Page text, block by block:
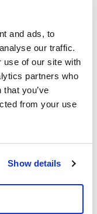
and ads, to
our traffic.
use of our site with
partners who
you’ve
from your use
Show details
confiance dans le
suscite surtout de
qui ont été
De Witte. Ce
d'être respectée.
durement les
commencé à
des principales
d'action